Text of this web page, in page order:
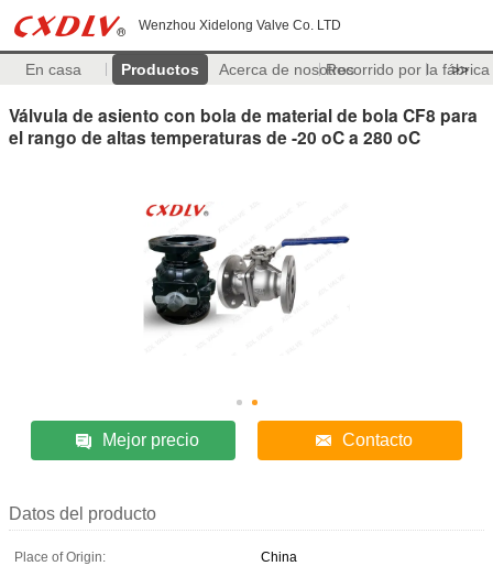
Wenzhou Xidelong Valve Co. LTD
En casa Productos Acerca de nosotrosRecorrido por la fábrica
>>
Válvula de asiento con bola de material de bola CF8 para
el rango de altas temperaturas de -20 oC a 280 oC
Mejor precio Contacto
Datos del producto
Place of Origin:
China